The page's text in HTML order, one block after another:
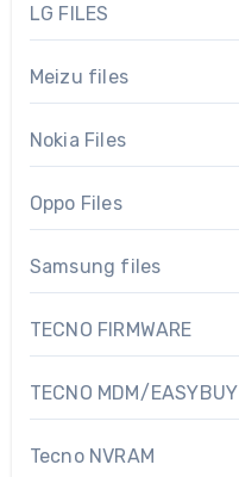
LG FILES
Meizu files
Nokia Files
Oppo Files
Samsung files
TECNO FIRMWARE
TECNO MDM/EASYBUY
Tecno NVRAM